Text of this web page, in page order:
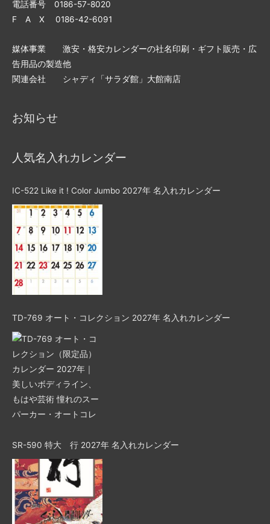
電話番号 0186-57-8020
F A X 0186-42-6091
媒体事業 激安・格安カレンダーの社名印刷・ギフト販売・広
告用品の製造他
関連会社 シャディ「サラダ館」大館南店
お知らせ
人気名入れカレンダー
IC-522 Like it ! Color Jumbo 2027年 名入れカレンダー
TD-769 オート・コレクション 2027年 名入れカレンダー
SR-590 特大 行 2027年 名入れカレンダー